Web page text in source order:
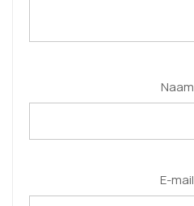
Naam
E-mail